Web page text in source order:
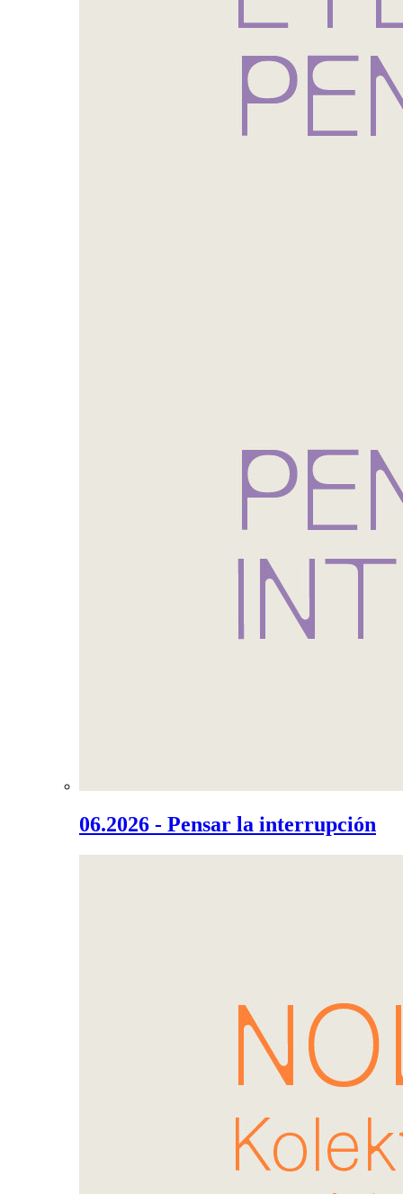
06.2026 - Pensar la interrupción